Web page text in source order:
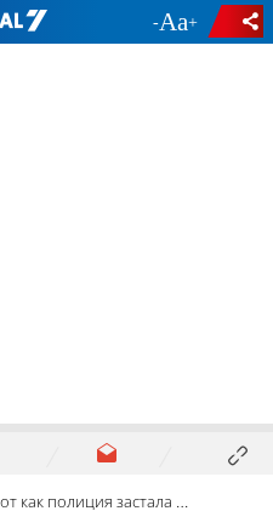
- +
как полиция застала врасплох разыскиваемого террориста